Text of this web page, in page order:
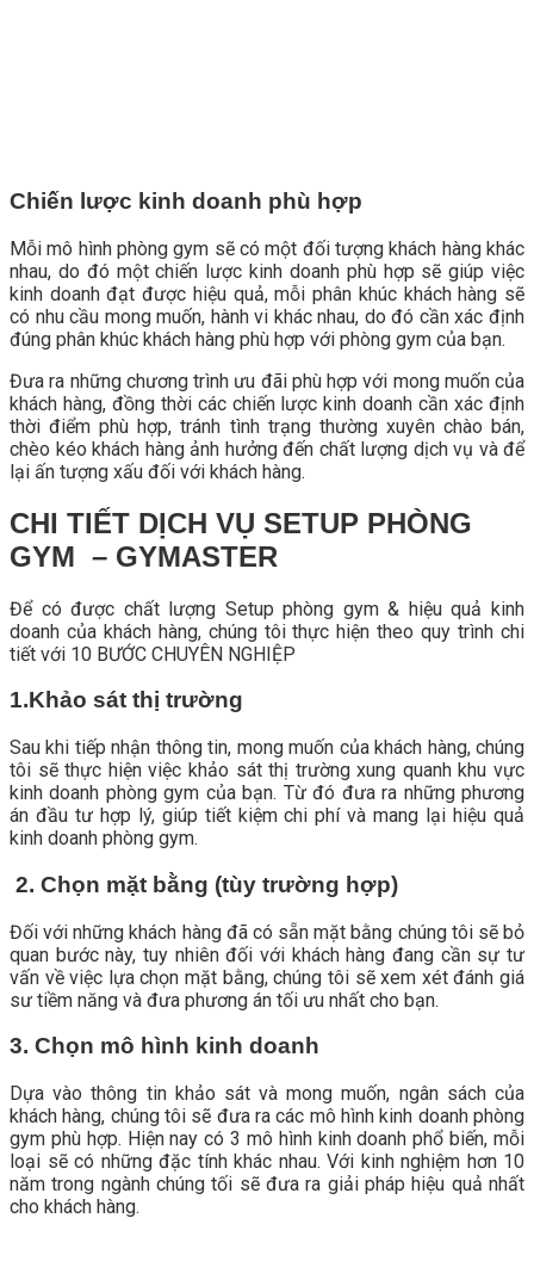
Chiến lược kinh doanh phù hợp
Mỗi mô hình phòng gym sẽ có một đối tượng khách hàng khác
nhau, do đó một chiến lược kinh doanh phù hợp sẽ giúp việc
kinh doanh đạt được hiệu quả, mỗi phân khúc khách hàng sẽ
có nhu cầu mong muốn, hành vi khác nhau, do đó cần xác định
đúng phân khúc khách hàng phù hợp với phòng gym của bạn.
Đưa ra những chương trình ưu đãi phù hợp với mong muốn của
khách hàng, đồng thời các chiến lược kinh doanh cần xác định
thời điểm phù hợp, tránh tình trạng thường xuyên chào bán,
chèo kéo khách hàng ảnh hưởng đến chất lượng dịch vụ và để
lại ấn tượng xấu đối với khách hàng.
CHI TIẾT DỊCH VỤ SETUP PHÒNG
GYM – GYMASTER
Để có được chất lượng Setup phòng gym & hiệu quả kinh
doanh của khách hàng, chúng tôi thực hiện theo quy trình chi
tiết với 10 BƯỚC CHUYÊN NGHIỆP
1.Khảo sát thị trường
Sau khi tiếp nhận thông tin, mong muốn của khách hàng, chúng
tôi sẽ thực hiện việc khảo sát thị trường xung quanh khu vực
kinh doanh phòng gym của bạn. Từ đó đưa ra những phương
án đầu tư hợp lý, giúp tiết kiệm chi phí và mang lại hiệu quả
kinh doanh phòng gym.
2. Chọn mặt bằng (tùy trường hợp)
Đối với những khách hàng đã có sẵn mặt bằng chúng tôi sẽ bỏ
quan bước này, tuy nhiên đối với khách hàng đang cần sự tư
vấn về việc lựa chọn mặt bằng, chúng tôi sẽ xem xét đánh giá
sư tiềm năng và đưa phương án tối ưu nhất cho bạn.
3. Chọn mô hình kinh doanh
Dựa vào thông tin khảo sát và mong muốn, ngân sách của
khách hàng, chúng tôi sẽ đưa ra các mô hình kinh doanh phòng
gym phù hợp. Hiện nay có 3 mô hình kinh doanh phổ biến, mỗi
loại sẽ có những đặc tính khác nhau. Với kinh nghiệm hơn 10
năm trong ngành chúng tối sẽ đưa ra giải pháp hiệu quả nhất
cho khách hàng.